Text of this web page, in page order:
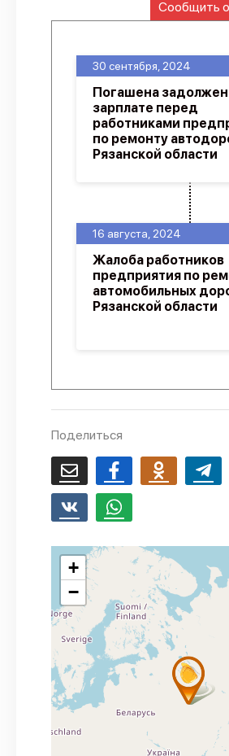
О проекте
Сообщить
16 августа, 2024
Жалоба работников
предприятия по
автомобильных
Рязанской области
30 сентября, 2024
Погашена
зарплате перед
работниками
по ремонту
Рязанской области
Поделиться
+
−